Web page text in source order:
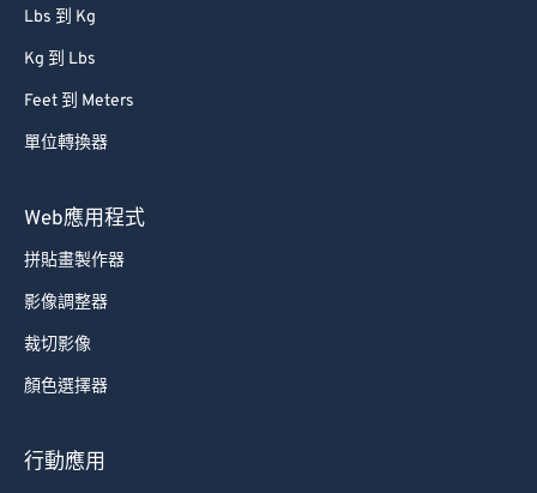
Lbs 到 Kg
Kg 到 Lbs
Feet 到 Meters
單位轉換器
Web應用程式
拼貼畫製作器
影像調整器
裁切影像
顏色選擇器
行動應用